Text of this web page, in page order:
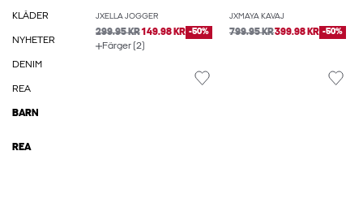
KLÄDER
NYHETER
DENIM
REA
BARN
REA
JXELLA JOGGER
299.95 KR149.98 KR -50%
Färger (2)
JXMAYA KAVAJ
799.95 KR399.98 KR -50%